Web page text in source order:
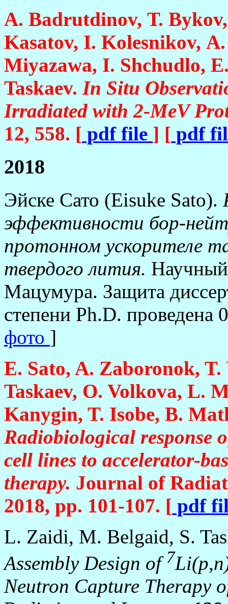
А. Badrutdinov, Т.
Kasatov, I. Kolesnikov,
Miyazawa, I. Shchudlo,
Taskaev. In Situ
Irradiated with 2-MeV
12, 558. [ pdf file ] [ pdf
2018
Эйске Сато (Eisuke Sato).
эффективности бор-
протонном ускорителе
твердого лития.
Мацумура. Защита
степени Ph.D.
фото ]
E. Sato, A. Zaboronok,
Taskaev, O. Volkova, L.
Kanygin, T. Isobe, B.
Radiobiological response
cell lines to accelerator-
therapy. Journal of
2018, pp. 101-107. [ pdf
L. Zaidi, M. Belgaid, S.
Assembly Design of7
Neutron Capture Therapy